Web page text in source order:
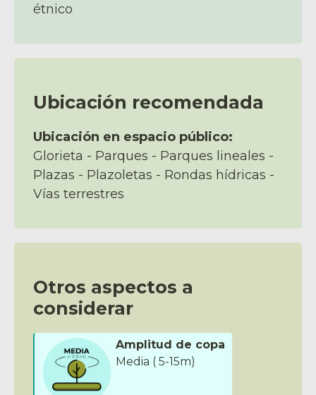
étnico
Ubicación recomendada
Ubicación en espacio público:
Glorieta - Parques - Parques lineales -
Plazas - Plazoletas - Rondas hídricas -
Vías terrestres
Otros aspectos a
considerar
Amplitud de copa
Media ( 5-15m)